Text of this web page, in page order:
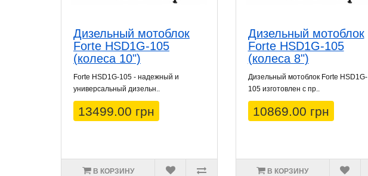
Дизельный мотоблок
Forte HSD1G-105
(колеса 10")
Forte HSD1G-105 - надежный и
универсальный дизельн..
13499.00 грн
В КОРЗИНУ
Дизельный мотоблок
Forte HSD1G-105
(колеса 8")
Дизельный мотоблок Forte HSD1G-
105 изготовлен с пр..
10869.00 грн
В КОРЗИНУ